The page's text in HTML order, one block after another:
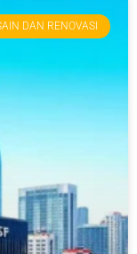
DAN RENOVASI